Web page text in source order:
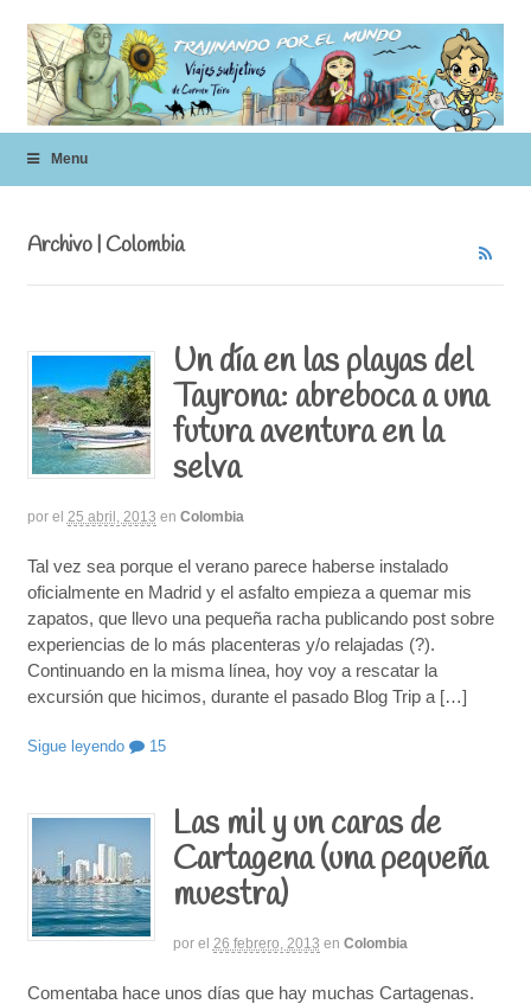
Menu
Archivo | Colombia
Un día en las playas del
Tayrona: abreboca a una
futura aventura en la
selva
por el 25 abril, 2013 en Colombia
Tal vez sea porque el verano parece haberse instalado
oficialmente en Madrid y el asfalto empieza a quemar mis
zapatos, que llevo una pequeña racha publicando post sobre
experiencias de lo más placenteras y/o relajadas (?).
Continuando en la misma línea, hoy voy a rescatar la
excursión que hicimos, durante el pasado Blog Trip a […]
Sigue leyendo 15
Las mil y un caras de
Cartagena (una pequeña
muestra)
por el 26 febrero, 2013 en Colombia
Comentaba hace unos días que hay muchas Cartagenas.